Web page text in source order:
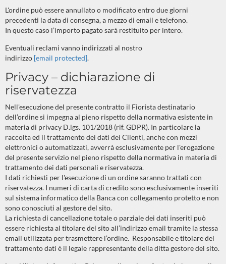
L'ordine può essere annullato o modificato entro due giorni
precedenti la data di consegna, a mezzo di email e telefono.
In questo caso l’importo pagato sarà restituito per intero.
Eventuali reclami vanno indirizzati al nostro
indirizzo [email protected].
Privacy – dichiarazione di
riservatezza
Nell'esecuzione del presente contratto il Fiorista destinatario
dell’ordine si impegna al pieno rispetto della normativa esistente in
materia di privacy D.lgs. 101/2018 (rif. GDPR). In particolare la
raccolta ed il trattamento dei dati dei Clienti, anche con mezzi
elettronici o automatizzati, avverrà esclusivamente per l'erogazione
del presente servizio nel pieno rispetto della normativa in materia di
trattamento dei dati personali e riservatezza.
I dati richiesti per l'esecuzione di un ordine saranno trattati con
riservatezza. I numeri di carta di credito sono esclusivamente inseriti
sul sistema informatico della Banca con collegamento protetto e non
sono conosciuti al gestore del sito.
La richiesta di cancellazione totale o parziale dei dati inseriti può
essere richiesta al titolare del sito all’indirizzo email tramite la stessa
email utilizzata per trasmettere l’ordine. Responsabile e titolare del
trattamento dati è il legale rappresentante della ditta gestore del sito.